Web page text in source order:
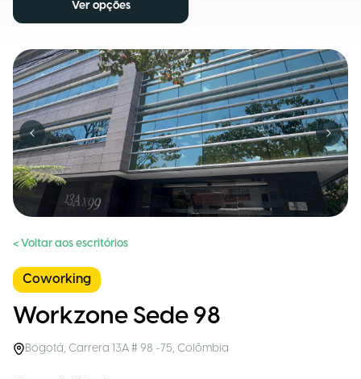
Ver opções
Previous slide Next
< Voltar aos escritórios
Coworking
Workzone Sede 98
Bogotá, Carrera 13A # 98 -75, Colômbia